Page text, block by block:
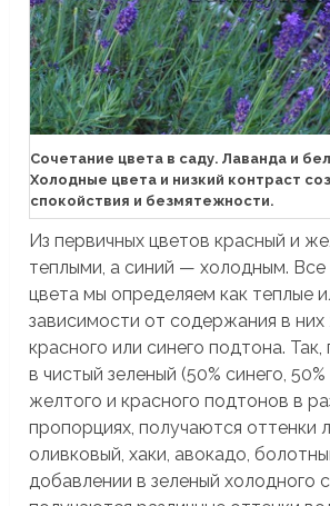
Сочетание цвета в саду. Лаванда и
Холодные цвета и низкий контраст
спокойствия и безмятежности.
Из первичных цветов красный и
теплыми, а синий — холодным. Все
цвета мы определяем как теплые
зависимости от содержания в них
красного или синего подтона.
в чистый зеленый (50% синего,
желтого и красного подтонов в
пропорциях, получаются оттенки
оливковый, хаки, авокадо,
добавлении в зеленый холодного